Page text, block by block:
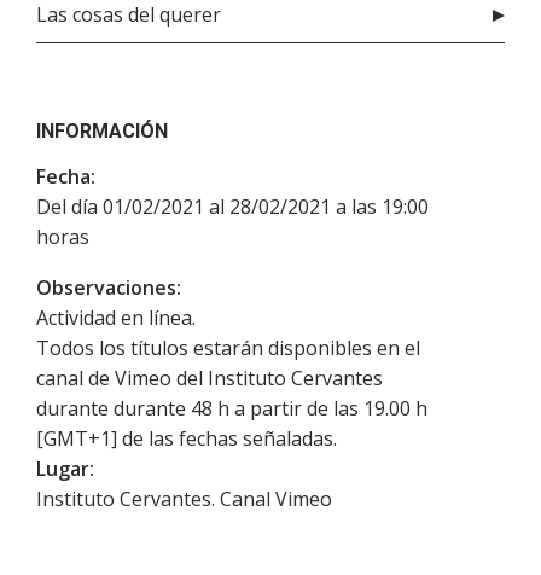
Las cosas del querer
INFORMACIÓN
Fecha:
Del día 01/02/2021 al 28/02/2021 a las 19:00
horas
Observaciones:
Actividad en línea.
Todos los títulos estarán disponibles en el
canal de Vimeo del Instituto Cervantes
durante durante 48 h a partir de las 19.00 h
[GMT+1] de las fechas señaladas.
Lugar:
Instituto Cervantes. Canal Vimeo